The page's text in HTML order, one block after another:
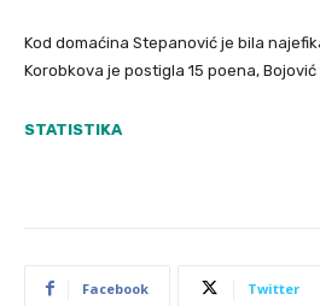
Kod domaćina Stepanović je bila
Korobkova je postigla 15 poena, Bojović
STATISTIKA
Facebook Twitter